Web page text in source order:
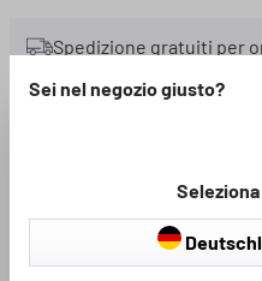
Spedizione gratuiti per
Meno del 3 in stock
Sei nel negozio giusto?